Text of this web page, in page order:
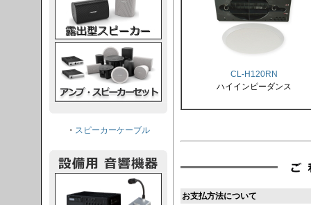
CL-H120RN
ハイインピーダンス
お支払方法について
・ スピーカーケーブル